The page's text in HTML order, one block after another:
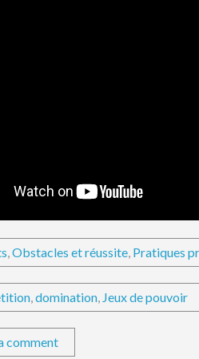
,Obstacles et réussite, Pratiques
,domination, Jeux de pouvoir
comment